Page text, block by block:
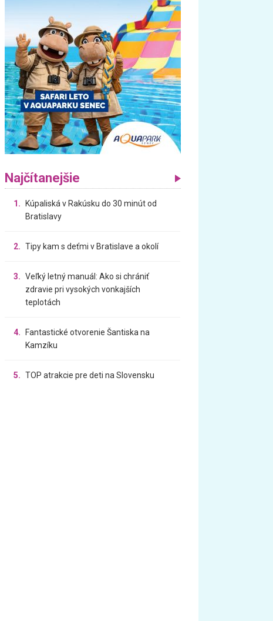
Najčítanejšie
1.
Kúpaliská v Rakúsku do 30 minút od
Bratislavy
2. Tipy kam s deťmi v Bratislave a okolí
3. Veľký letný manuál: Ako si chrániť
zdravie pri vysokých vonkajších
teplotách
4.
Fantastické otvorenie Šantiska na
Kamzíku
5. TOP atrakcie pre deti na Slovensku